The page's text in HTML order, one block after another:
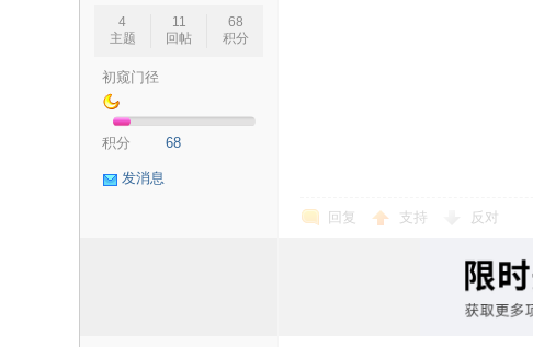
4
主题
11
回帖
68
积分
初窥门径
积分 68
发消息
回复 支持 反对